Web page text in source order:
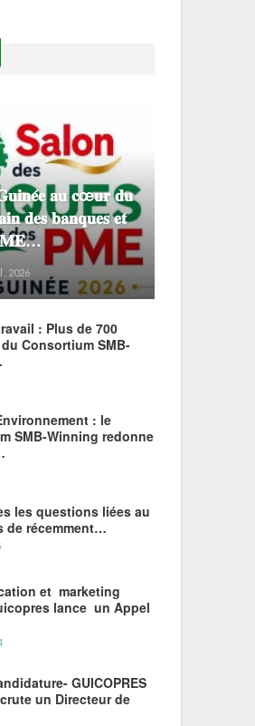
𝐚𝐮 𝐜œ𝐮𝐫 𝐝𝐮
𝐝𝐞𝐬 𝐛𝐚𝐧𝐪𝐮𝐞𝐬 𝐞𝐭
, 2026
: Plus de 700
Consortium SMB-
: le
SMB-Winning redonne
les questions liées au
de récemment…
et marketing
lance un Appel
GUICOPRES
un Directeur de